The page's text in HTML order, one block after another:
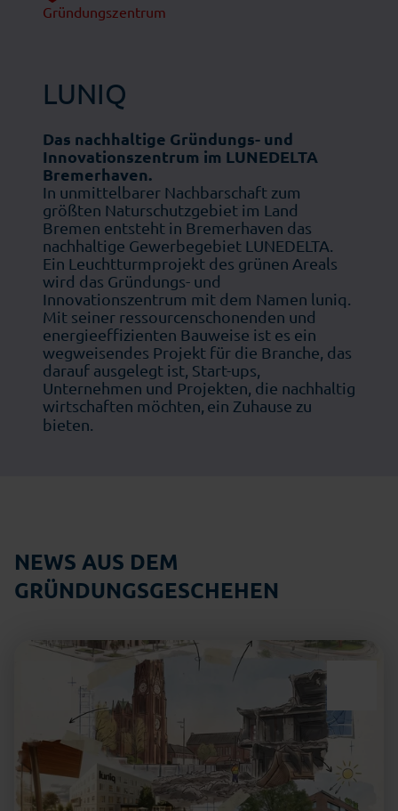
Gründungszentrum
LUNIQ
Das nachhaltige Gründungs- und
Innovationszentrum im LUNEDELTA
Bremerhaven.
In unmittelbarer Nachbarschaft zum
größten Naturschutzgebiet im Land
Bremen entsteht in Bremerhaven das
nachhaltige Gewerbegebiet LUNEDELTA.
Ein Leuchtturmprojekt des grünen Areals
wird das Gründungs- und
Innovationszentrum mit dem Namen luniq.
Mit seiner ressourcenschonenden und
energieeffizienten Bauweise ist es ein
wegweisendes Projekt für die Branche, das
darauf ausgelegt ist, Start-ups,
Unternehmen und Projekten, die nachhaltig
wirtschaften möchten, ein Zuhause zu
bieten.
NEWS AUS DEM
GRÜNDUNGSGESCHEHEN